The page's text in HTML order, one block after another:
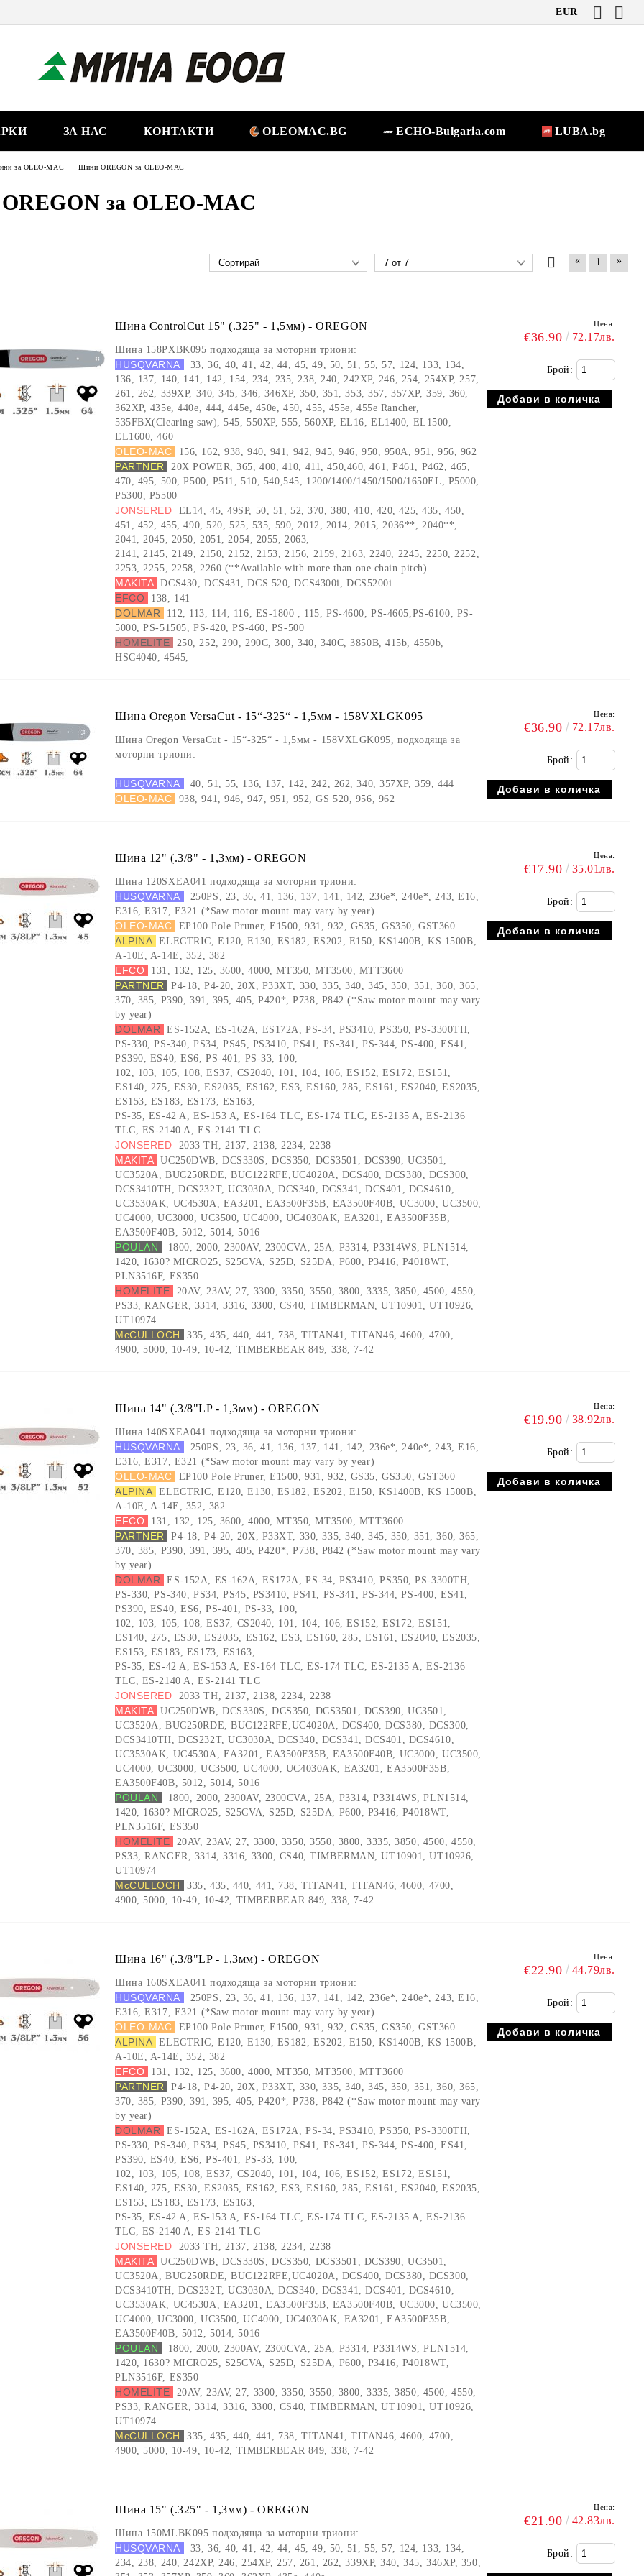
EUR
ЗА НАС КОНТАКТИ OLEOMAC.BG ECHO-Bulgaria.com LUBA.bg
за OLEO-MAC Шини OREGON за OLEO-MAC
за OLEO-MAC
« 1 »
Шина ControlCut 15" (.325" - 1,5мм) - OREGON
Шина 158PXBK095 подходяща за моторни триони:
HUSQVARNA
33, 36, 40, 41, 42, 44, 45, 49, 50, 51, 55, 57, 124, 133, 134,
136, 137, 140, 141, 142, 154, 234, 235, 238, 240, 242XP, 246, 254, 254XP, 257,
261, 262, 339XP, 340, 345, 346, 346XP, 350, 351, 353, 357, 357XP, 359, 360,
362XP, 435e, 440e, 444, 445e, 450e, 450, 455, 455e, 455e Rancher,
535FBX(Clearing saw), 545, 550XP, 555, 560XP, EL16, EL1400, EL1500,
EL1600, 460
OLEO-MAC 156, 162, 938, 940, 941, 942, 945, 946, 950, 950A, 951, 956, 962
PARTNER
20X POWER, 365, 400, 410, 411, 450,460, 461, P461, P462, 465,
470, 495, 500, P500, P511, 510, 540,545, 1200/1400/1450/1500/1650EL, P5000,
P5300, P5500
JONSERED
EL14, 45, 49SP, 50, 51, 52, 370, 380, 410, 420, 425, 435, 450,
451, 452, 455, 490, 520, 525, 535, 590, 2012, 2014, 2015, 2036**, 2040**,
2041, 2045, 2050, 2051, 2054, 2055, 2063,
2141, 2145, 2149, 2150, 2152, 2153, 2156, 2159, 2163, 2240, 2245, 2250, 2252,
2253, 2255, 2258, 2260 (**Available with more than one chain pitch)
MAKITA DCS430, DCS431, DCS 520, DCS4300i, DCS5200i
EFCO 138, 141
DOLMAR
112, 113, 114, 116, ES-1800 , 115, PS-4600, PS-4605,PS-6100, PS-
5000, PS-51505, PS-420, PS-460, PS-500
HOMELITE
250, 252, 290, 290C, 300, 340, 340C, 3850B, 415b, 4550b,
HSC4040, 4545,
Цена:
€36.90 72.17лв.
Брой:
Шина Oregon VersaCut - 15“-325“ - 1,5мм - 158VXLGK095
Шина Oregon VersaCut - 15“-325“ - 1,5мм - 158VXLGK095, подходяща за
моторни триони:
HUSQVARNA 40, 51, 55, 136, 137, 142, 242, 262, 340, 357XP, 359, 444
OLEO-MAC 938, 941, 946, 947, 951, 952, GS 520, 956, 962
Цена:
€36.90 72.17лв.
Брой:
Шина 12" (.3/8" - 1,3мм) - OREGON
Шина 120SXEA041 подходяща за моторни триони:
HUSQVARNA
250PS, 23, 36, 41, 136, 137, 141, 142, 236e*, 240e*, 243, E16,
E316, E317, E321 (*Saw motor mount may vary by year)
OLEO-MAC EP100 Pole Pruner, E1500, 931, 932, GS35, GS350, GST360
ALPINA
ELECTRIC, E120, E130, ES182, ES202, E150, KS1400B, KS 1500B,
A-10E, A-14E, 352, 382
EFCO 131, 132, 125, 3600, 4000, MT350, MT3500, MTT3600
PARTNER
P4-18, P4-20, 20X, P33XT, 330, 335, 340, 345, 350, 351, 360, 365,
370, 385, P390, 391, 395, 405, P420*, P738, P842 (*Saw motor mount may vary
by year)
DOLMAR
ES-152A, ES-162A, ES172A, PS-34, PS3410, PS350, PS-3300TH,
PS-330, PS-340, PS34, PS45, PS3410, PS41, PS-341, PS-344, PS-400, ES41,
PS390, ES40, ES6, PS-401, PS-33, 100,
102, 103, 105, 108, ES37, CS2040, 101, 104, 106, ES152, ES172, ES151,
ES140, 275, ES30, ES2035, ES162, ES3, ES160, 285, ES161, ES2040, ES2035,
ES153, ES183, ES173, ES163,
PS-35, ES-42 A, ES-153 A, ES-164 TLC, ES-174 TLC, ES-2135 A, ES-2136
TLC, ES-2140 A, ES-2141 TLC
JONSERED 2033 TH, 2137, 2138, 2234, 2238
MAKITA
UC250DWB, DCS330S, DCS350, DCS3501, DCS390, UC3501,
UC3520A, BUC250RDE, BUC122RFE,UC4020A, DCS400, DCS380, DCS300,
DCS3410TH, DCS232T, UC3030A, DCS340, DCS341, DCS401, DCS4610,
UC3530AK, UC4530A, EA3201, EA3500F35B, EA3500F40B, UC3000, UC3500,
UC4000, UC3000, UC3500, UC4000, UC4030AK, EA3201, EA3500F35B,
EA3500F40B, 5012, 5014, 5016
POULAN
1800, 2000, 2300AV, 2300CVA, 25A, P3314, P3314WS, PLN1514,
1420, 1630? MICRO25, S25CVA, S25D, S25DA, P600, P3416, P4018WT,
PLN3516F, ES350
HOMELITE
20AV, 23AV, 27, 3300, 3350, 3550, 3800, 3335, 3850, 4500, 4550,
PS33, RANGER, 3314, 3316, 3300, CS40, TIMBERMAN, UT10901, UT10926,
UT10974
McCULLOCH
335, 435, 440, 441, 738, TITAN41, TITAN46, 4600, 4700,
4900, 5000, 10-49, 10-42, TIMBERBEAR 849, 338, 7-42
Цена:
€17.90 35.01лв.
Брой:
Шина 14" (.3/8"LP - 1,3мм) - OREGON
Шина 140SXEA041 подходяща за моторни триони:
HUSQVARNA
250PS, 23, 36, 41, 136, 137, 141, 142, 236e*, 240e*, 243, E16,
E316, E317, E321 (*Saw motor mount may vary by year)
OLEO-MAC EP100 Pole Pruner, E1500, 931, 932, GS35, GS350, GST360
ALPINA
ELECTRIC, E120, E130, ES182, ES202, E150, KS1400B, KS 1500B,
A-10E, A-14E, 352, 382
EFCO 131, 132, 125, 3600, 4000, MT350, MT3500, MTT3600
PARTNER
P4-18, P4-20, 20X, P33XT, 330, 335, 340, 345, 350, 351, 360, 365,
370, 385, P390, 391, 395, 405, P420*, P738, P842 (*Saw motor mount may vary
by year)
DOLMAR
ES-152A, ES-162A, ES172A, PS-34, PS3410, PS350, PS-3300TH,
PS-330, PS-340, PS34, PS45, PS3410, PS41, PS-341, PS-344, PS-400, ES41,
PS390, ES40, ES6, PS-401, PS-33, 100,
102, 103, 105, 108, ES37, CS2040, 101, 104, 106, ES152, ES172, ES151,
ES140, 275, ES30, ES2035, ES162, ES3, ES160, 285, ES161, ES2040, ES2035,
ES153, ES183, ES173, ES163,
PS-35, ES-42 A, ES-153 A, ES-164 TLC, ES-174 TLC, ES-2135 A, ES-2136
TLC, ES-2140 A, ES-2141 TLC
JONSERED 2033 TH, 2137, 2138, 2234, 2238
MAKITA
UC250DWB, DCS330S, DCS350, DCS3501, DCS390, UC3501,
UC3520A, BUC250RDE, BUC122RFE,UC4020A, DCS400, DCS380, DCS300,
DCS3410TH, DCS232T, UC3030A, DCS340, DCS341, DCS401, DCS4610,
UC3530AK, UC4530A, EA3201, EA3500F35B, EA3500F40B, UC3000, UC3500,
UC4000, UC3000, UC3500, UC4000, UC4030AK, EA3201, EA3500F35B,
EA3500F40B, 5012, 5014, 5016
POULAN
1800, 2000, 2300AV, 2300CVA, 25A, P3314, P3314WS, PLN1514,
1420, 1630? MICRO25, S25CVA, S25D, S25DA, P600, P3416, P4018WT,
PLN3516F, ES350
HOMELITE
20AV, 23AV, 27, 3300, 3350, 3550, 3800, 3335, 3850, 4500, 4550,
PS33, RANGER, 3314, 3316, 3300, CS40, TIMBERMAN, UT10901, UT10926,
UT10974
McCULLOCH
335, 435, 440, 441, 738, TITAN41, TITAN46, 4600, 4700,
4900, 5000, 10-49, 10-42, TIMBERBEAR 849, 338, 7-42
Цена:
€19.90 38.92лв.
Брой:
Шина 16" (.3/8"LP - 1,3мм) - OREGON
Шина 160SXEA041 подходяща за моторни триони:
HUSQVARNA
250PS, 23, 36, 41, 136, 137, 141, 142, 236e*, 240e*, 243, E16,
E316, E317, E321 (*Saw motor mount may vary by year)
OLEO-MAC EP100 Pole Pruner, E1500, 931, 932, GS35, GS350, GST360
ALPINA
ELECTRIC, E120, E130, ES182, ES202, E150, KS1400B, KS 1500B,
A-10E, A-14E, 352, 382
EFCO 131, 132, 125, 3600, 4000, MT350, MT3500, MTT3600
PARTNER
P4-18, P4-20, 20X, P33XT, 330, 335, 340, 345, 350, 351, 360, 365,
370, 385, P390, 391, 395, 405, P420*, P738, P842 (*Saw motor mount may vary
by year)
DOLMAR
ES-152A, ES-162A, ES172A, PS-34, PS3410, PS350, PS-3300TH,
PS-330, PS-340, PS34, PS45, PS3410, PS41, PS-341, PS-344, PS-400, ES41,
PS390, ES40, ES6, PS-401, PS-33, 100,
102, 103, 105, 108, ES37, CS2040, 101, 104, 106, ES152, ES172, ES151,
ES140, 275, ES30, ES2035, ES162, ES3, ES160, 285, ES161, ES2040, ES2035,
ES153, ES183, ES173, ES163,
PS-35, ES-42 A, ES-153 A, ES-164 TLC, ES-174 TLC, ES-2135 A, ES-2136
TLC, ES-2140 A, ES-2141 TLC
JONSERED 2033 TH, 2137, 2138, 2234, 2238
MAKITA
UC250DWB, DCS330S, DCS350, DCS3501, DCS390, UC3501,
UC3520A, BUC250RDE, BUC122RFE,UC4020A, DCS400, DCS380, DCS300,
DCS3410TH, DCS232T, UC3030A, DCS340, DCS341, DCS401, DCS4610,
UC3530AK, UC4530A, EA3201, EA3500F35B, EA3500F40B, UC3000, UC3500,
UC4000, UC3000, UC3500, UC4000, UC4030AK, EA3201, EA3500F35B,
EA3500F40B, 5012, 5014, 5016
POULAN
1800, 2000, 2300AV, 2300CVA, 25A, P3314, P3314WS, PLN1514,
1420, 1630? MICRO25, S25CVA, S25D, S25DA, P600, P3416, P4018WT,
PLN3516F, ES350
HOMELITE
20AV, 23AV, 27, 3300, 3350, 3550, 3800, 3335, 3850, 4500, 4550,
PS33, RANGER, 3314, 3316, 3300, CS40, TIMBERMAN, UT10901, UT10926,
UT10974
McCULLOCH
335, 435, 440, 441, 738, TITAN41, TITAN46, 4600, 4700,
4900, 5000, 10-49, 10-42, TIMBERBEAR 849, 338, 7-42
Цена:
€22.90 44.79лв.
Брой:
Шина 15" (.325" - 1,3мм) - OREGON
Шина 150MLBK095 подходяща за моторни триони:
HUSQVARNA
33, 36, 40, 41, 42, 44, 45, 49, 50, 51, 55, 57, 124, 133, 134,
234, 238, 240, 242XP, 246, 254XP, 257, 261, 262, 339XP, 340, 345, 346XP, 350,
Цена:
€21.90 42.83лв.
Брой: